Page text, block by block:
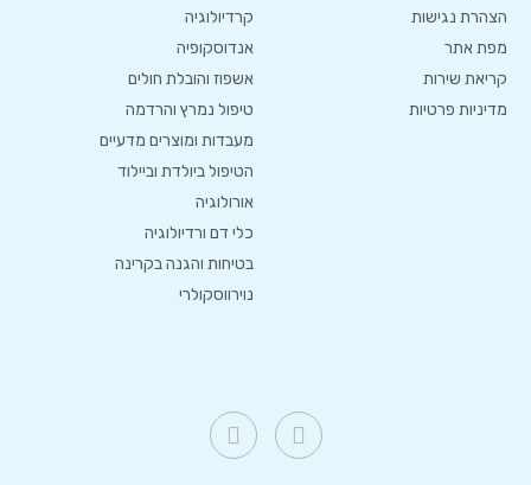
קרדיולוגיה
אנדוסקופיה
אשפוז והובלת חולים
טיפול נמרץ והרדמה
מעבדות ומוצרים מדעיים
הטיפול ביולדת וביילוד
אורולוגיה
כלי דם ורדיולוגיה
בטיחות והגנה בקרינה
נוירווסקולרי
הצהרת נגישות
מפת אתר
קריאת שירות
מדיניות פרטיות